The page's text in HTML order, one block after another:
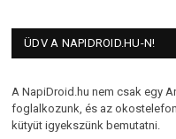
ÜDV A NAPIDROID.HU-N!
A NapiDroid.hu nem csak egy
foglalkozunk, és az
kütyüt igyekszünk bemutatni.